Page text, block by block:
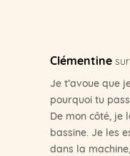
Clémentine
Je t’avoue que
pourquoi tu
De mon côté, je
bassine. Je les
dans la